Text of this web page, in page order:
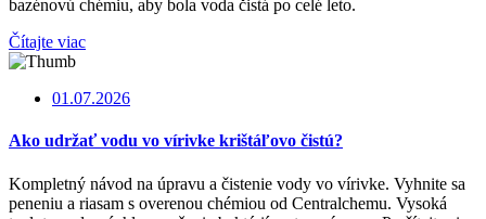
bazénovú chémiu, aby bola voda čistá po celé leto.
Čítajte viac
01.07.2026
Ako udržať vodu vo vírivke krištáľovo čistú?
Kompletný návod na úpravu a čistenie vody vo vírivke. Vyhnite sa
peneniu a riasam s overenou chémiou od Centralchemu. Vysoká